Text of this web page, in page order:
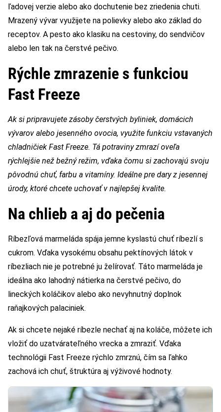
ľadovej verzie alebo ako dochutenie bez zriedenia chuti.
Mrazený vývar využijete na polievky alebo ako základ do
receptov. A pesto ako klasiku na cestoviny, do sendvičov
alebo len tak na čerstvé pečivo.
Rýchle zmrazenie s funkciou
Fast Freeze
Ak si pripravujete zásoby čerstvých byliniek, domácich
vývarov alebo jesenného ovocia, využite funkciu vstavaných
chladničiek Fast Freeze. Tá potraviny zmrazí oveľa
rýchlejšie než bežný režim, vďaka čomu si zachovajú svoju
pôvodnú chuť, farbu a vitamíny. Ideálne pre dary z jesennej
úrody, ktoré chcete uchovať v najlepšej kvalite.
Na chlieb a aj do pečenia
Ríbezľová marmeláda spája jemne kyslastú chuť ríbezlí s
cukrom. Vďaka vysokému obsahu pek­tínových látok v
ríbezliach nie je potrebné ju želírovať. Táto marmeláda je
ideálna ako lahodný nátierka na čerstvé pečivo, do
lineckých koláčikov alebo ako nevyhnutný doplnok
raňajkových palaciniek.
Ak si chcete nejaké ríbezle nechať aj na koláče, môžete ich
vložiť do uzatvárateľného vrecka a zmraziť. Vďaka
technológii Fast Freeze rýchlo zmrznú, čím sa ľahko
zachová ich chuť, štruktúra aj výživové hodnoty.